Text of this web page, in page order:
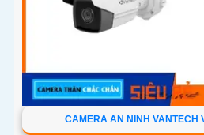
CAMERA AN NINH VANTECH